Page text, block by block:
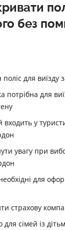
без
для виїзду
потрібна для
у
увагу при
для
страхову
сімей із